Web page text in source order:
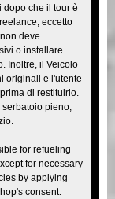
che il tour è
eccetto
deve
o installare
Inoltre, il Veicolo
originali e l'utente
di restituirlo.
pieno,
for refueling
for necessary
by applying
consent.